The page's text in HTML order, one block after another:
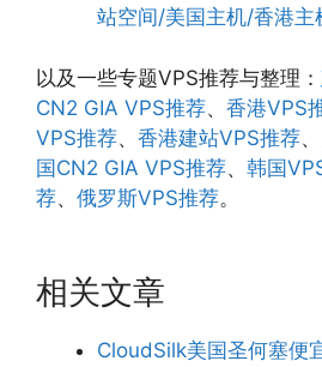
站空间/美国主机/香港主
以及一些专题VPS推荐与整理：
CN2 GIA VPS推荐、 香港VPS
VPS推荐、 香港建站VPS推荐、
国CN2 GIA VPS推荐、 韩国
荐、 俄罗斯VPS推荐。
相关文章
CloudSilk美国圣何塞便